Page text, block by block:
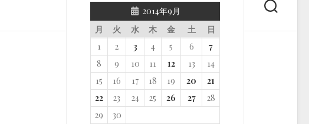
2014年9月
月
火 水 木 金 土
日
1
2 3 4 5 6
7
8
9 10 11 12 13
14
15
16 17 18 19 20
21
22
23 24 25 26 27
28
29
30